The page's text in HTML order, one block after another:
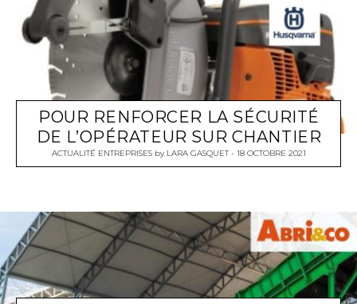
POUR RENFORCER LA SÉCURITÉ
DE L’OPÉRATEUR SUR CHANTIER
ACTUALITÉ ENTREPRISES by LARA GASQUET 18 OCTOBRE 2021